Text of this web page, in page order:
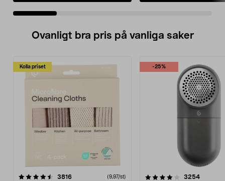
Ovanligt bra pris på vanliga saker
Kolla priset
3816recensioner (9,97/st)
-25%
4.0av 5 stjärnor 3254
4.5av 5 stjärnor